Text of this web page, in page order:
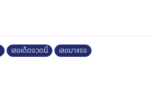
เลขเด็ดงวดนี้ เลขมาแรง